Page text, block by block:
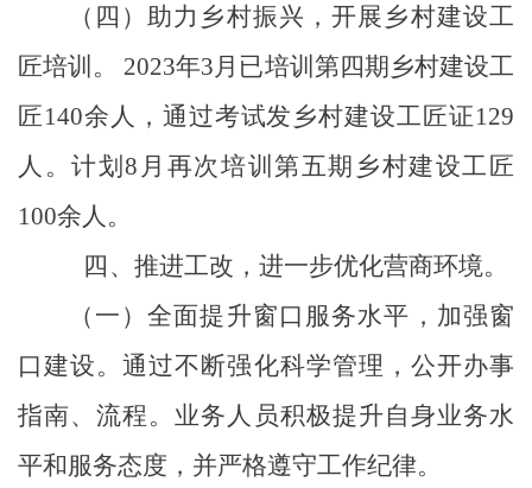
（四）助力乡村振兴，开展乡村建设工
匠培训。
2023年3月已培训第四期乡村建设工
匠140余人，通过考试发乡村建设工匠证129
人。计划8月再次培训第五期乡村建设工匠
100余人。
四、推进工改，进一步优化营商环境。
（ 一 ）全面提升窗口服务水平，加强窗
口建设。通过不断强化科学管理，公开办事
指南、流程。业务人员积极提升自身业务水
平和服务态度，并严格遵守工作纪律。